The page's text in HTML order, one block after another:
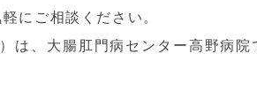
にご相談ください。
は、 大腸肛門病センター高野病